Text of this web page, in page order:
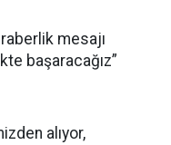
mesajı
başaracağız”
alıyor,